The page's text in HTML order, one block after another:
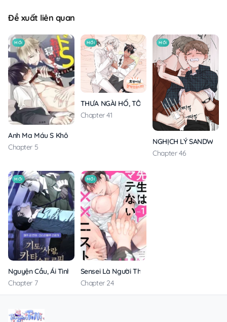
Đề xuất liên quan
MỚI
Anh Ma Máu S Không Cho Tôi Ngủ Yên
Chapter 5
MỚI
THƯA NGÀI HỔ, TÔI ĐÃ ĂN RẤT NGON MIỆNG
Chapter 41
MỚI
NGHỊCH LÝ SANDWICH
Chapter 46
MỚI
Nguyện Cầu, Ái Tình, Tai Ương
Chapter 7
MỚI
Sensei Là Người Thích Chơi Mông
Chapter 24